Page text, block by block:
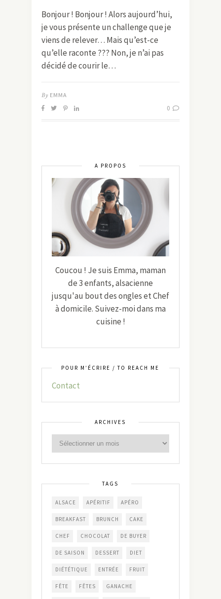
Bonjour ! Bonjour ! Alors aujourd’hui,
je vous présente un challenge que je
viens de relever… Mais qu’est-ce
qu’elle raconte ??? Non, je n’ai pas
décidé de courir le…
By EMMA
0
A PROPOS
Coucou ! Je suis Emma, maman
de 3 enfants, alsacienne
jusqu'au bout des ongles et Chef
à domicile. Suivez-moi dans ma
cuisine !
POUR M’ÉCRIRE / TO REACH ME
Contact
ARCHIVES
TAGS
ALSACE APÉRITIF APÉRO
BREAKFAST BRUNCH CAKE
CHEF CHOCOLAT DE BUYER
DE SAISON DESSERT DIET
DIÉTÉTIQUE ENTRÉE FRUIT
FÊTE FÊTES GANACHE